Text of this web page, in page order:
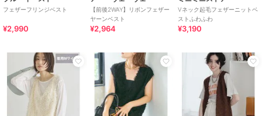
フェザーフリンジベスト
¥2,990
【前後2WAY】リボンフェザー
ヤーンベスト
¥2,964
Vネック起毛フェザーニットベ
ストふわふわ
¥3,190